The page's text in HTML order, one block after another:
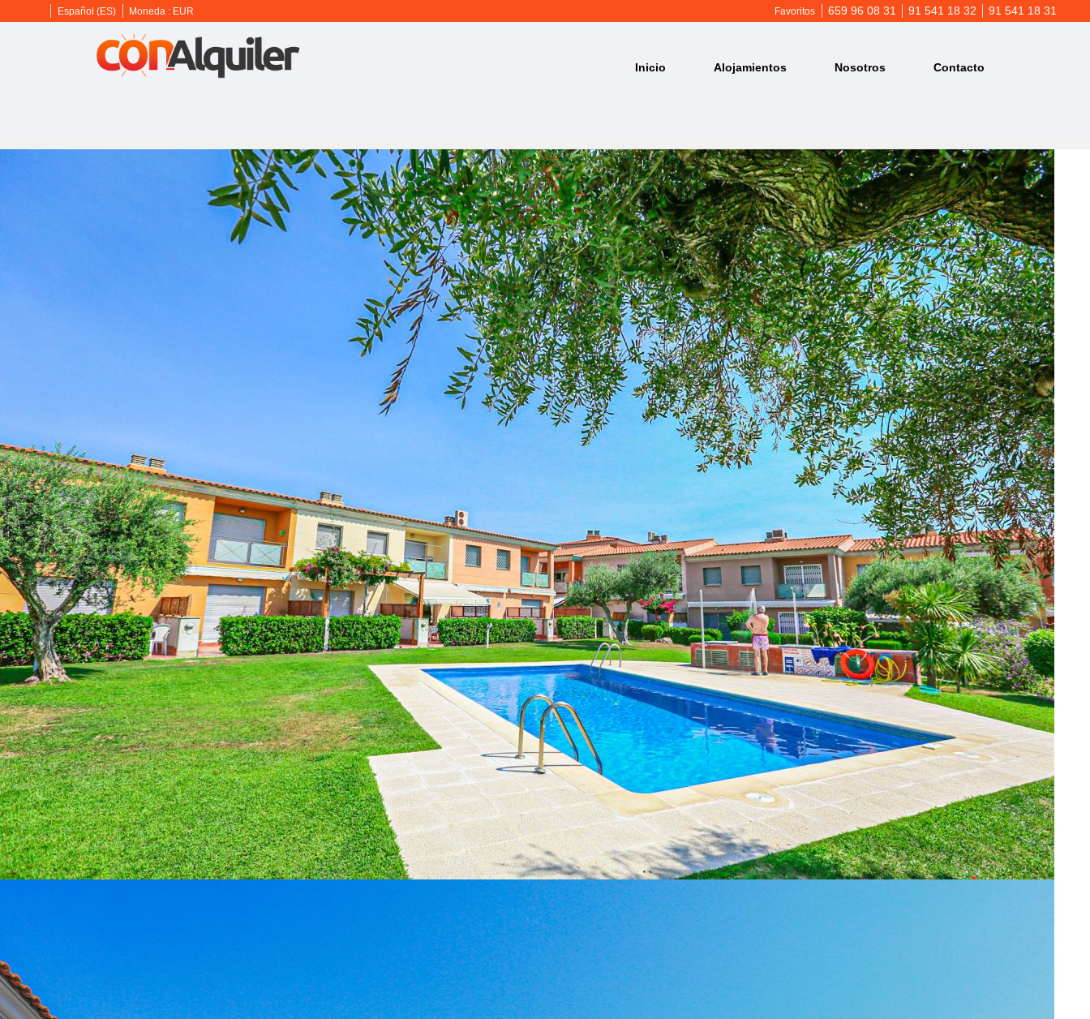
91 541 18 31
91 541 18 32
659 96 08 31
Español (ES) Moneda : EUR Favoritos
Inicio Alojamientos Nosotros Contacto